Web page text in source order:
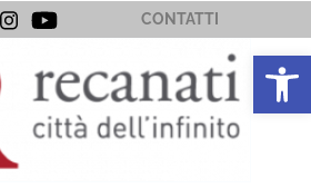
CONTATTI
Apri la